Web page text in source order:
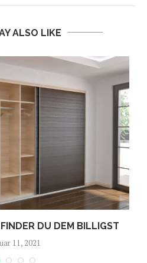
ALSO LIKE
DU DEM BILLIGST
11, 2021